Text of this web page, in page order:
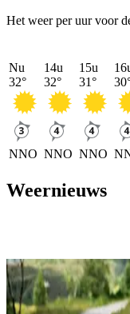
Het weer per uur voor
Nu
32°
NNO
14u
32°
NNO
15u
31°
NNO
30
Weernieuws